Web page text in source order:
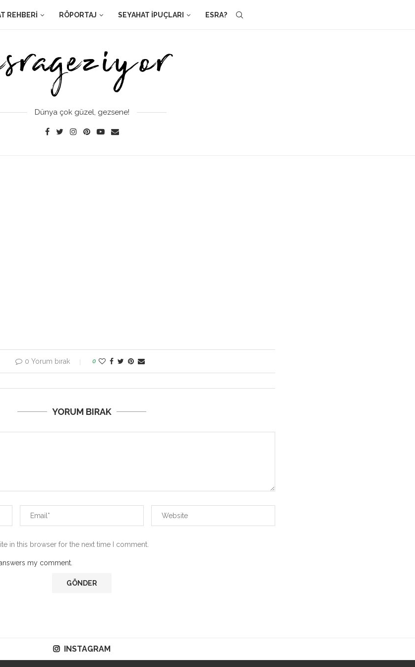
REHBERI RÖPORTAJ SEYAHAT İPUÇLARI ESRA?
Dünya çok güzel, gezsene!
0 Yorum bırak 0
YORUM BIRAK
in this browser for the next time I comment.
my comment.
INSTAGRAM